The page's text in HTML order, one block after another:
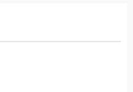
konforlu güvenli bir yaşam